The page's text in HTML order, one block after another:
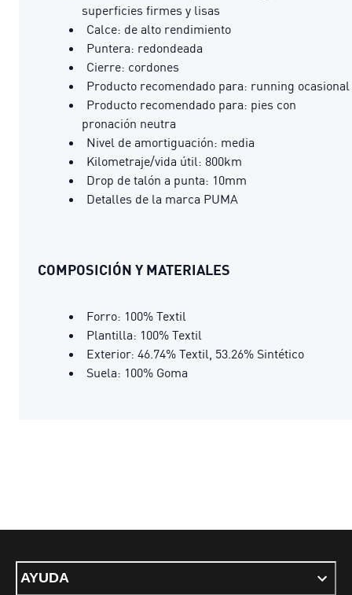
superficies firmes y lisas
Calce: de alto rendimiento
Puntera: redondeada
Cierre: cordones
Producto recomendado para: running ocasional
Producto recomendado para: pies con
pronación neutra
Nivel de amortiguación: media
Kilometraje/vida útil: 800km
Drop de talón a punta: 10mm
Detalles de la marca PUMA
COMPOSICIÓN Y MATERIALES
Forro: 100% Textil
Plantilla: 100% Textil
Exterior: 46.74% Textil, 53.26% Sintético
Suela: 100% Goma
AYUDA